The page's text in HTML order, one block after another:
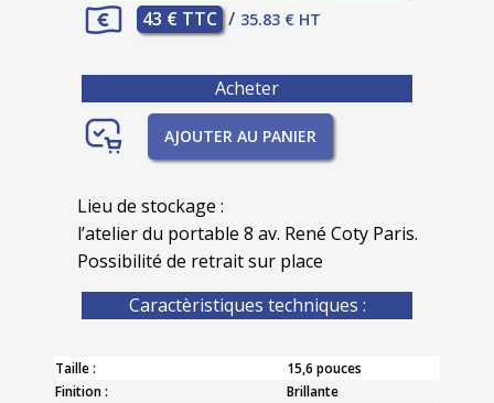
43 € TTC / 35.83 € HT
Acheter
AJOUTER AU PANIER
Lieu de stockage :
l’atelier du portable 8 av. René Coty Paris.
Possibilité de retrait sur place
Caractèristiques techniques :
Taille :
15,6 pouces
Finition :
Brillante